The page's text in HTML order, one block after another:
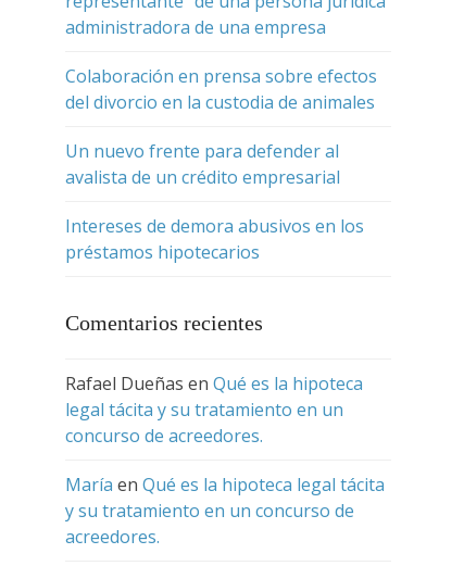
administradora de una empresa
Colaboración en prensa sobre efectos
del divorcio en la custodia de animales
Un nuevo frente para defender al
avalista de un crédito empresarial
Intereses de demora abusivos en los
préstamos hipotecarios
Comentarios recientes
Rafael Dueñas en Qué es la hipoteca
legal tácita y su tratamiento en un
concurso de acreedores.
María en Qué es la hipoteca legal tácita
y su tratamiento en un concurso de
acreedores.